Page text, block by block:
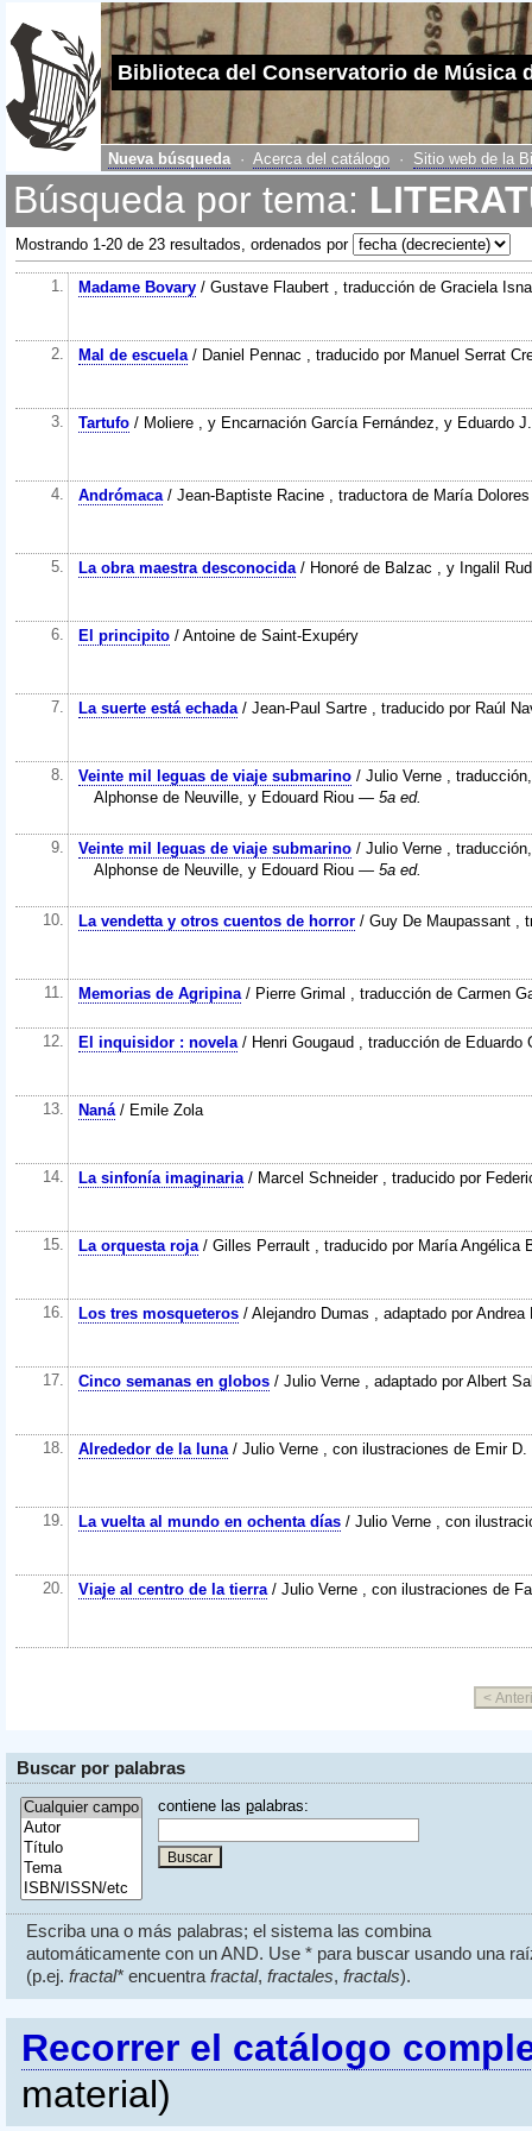
Biblioteca del Conservatorio de Música
Nueva búsqueda ·Acerca del catálogo · Sitio web de la
Búsqueda por tema:
Mostrando 1-20 de 23 resultados, ordenados por
1. Madame Bovary/ Gustave Flaubert , traducción de Graciela
2. Mal de escuela/ Daniel Pennac , traducido por Manuel Serrat
3. Tartufo/ Moliere , y Encarnación García Fernández, y Eduardo
4. Andrómaca/ Jean-Baptiste Racine , traductora de María Dolores
5. La obra maestra desconocida/ Honoré de Balzac , y Ingalil
6. El principito/ Antoine de Saint-Exupéry
7. La suerte está echada/ Jean-Paul Sartre , traducido por Raúl
8. Veinte mil leguas de viaje submarino/ Julio Verne ,
Alphonse de Neuville, y Edouard Riou— 5a ed.
9. Veinte mil leguas de viaje submarino/ Julio Verne ,
Alphonse de Neuville, y Edouard Riou— 5a ed.
10. La vendetta y otros cuentos de horror/ Guy De Maupassant ,
11. Memorias de Agripina/ Pierre Grimal , traducción de Carmen
12. El inquisidor : novela/ Henri Gougaud , traducción de Eduardo
13. Naná/ Emile Zola
14. La sinfonía imaginaria/ Marcel Schneider , traducido por
15. La orquesta roja/ Gilles Perrault , traducido por María Angélica
16. Los tres mosqueteros/ Alejandro Dumas , adaptado por Andrea
17. Cinco semanas en globos/ Julio Verne , adaptado por Albert
18. Alrededor de la luna/ Julio Verne , con ilustraciones de Emir
19. La vuelta al mundo en ochenta días/ Julio Verne , con
20. Viaje al centro de la tierra/ Julio Verne , con ilustraciones de
Buscar por palabras
contiene las palabras:
Escriba una o más palabras; el sistema las combina
automáticamente con un AND. Use * para buscar usando una
(p.ej. fractal*encuentra fractal, fractales, fractals).
Recorrer el catálogo
material)